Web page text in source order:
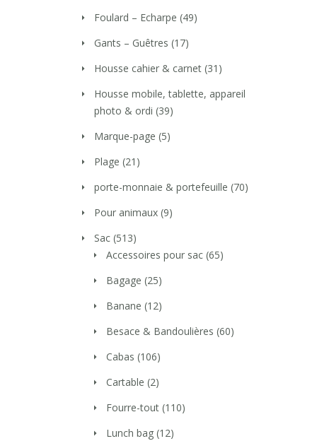
Foulard – Echarpe (49)
Gants – Guêtres (17)
Housse cahier & carnet (31)
Housse mobile, tablette, appareil
photo & ordi (39)
Marque-page (5)
Plage (21)
porte-monnaie & portefeuille (70)
Pour animaux (9)
Sac (513)
Accessoires pour sac (65)
Bagage (25)
Banane (12)
Besace & Bandoulières (60)
Cabas (106)
Cartable (2)
Fourre-tout (110)
Lunch bag (12)